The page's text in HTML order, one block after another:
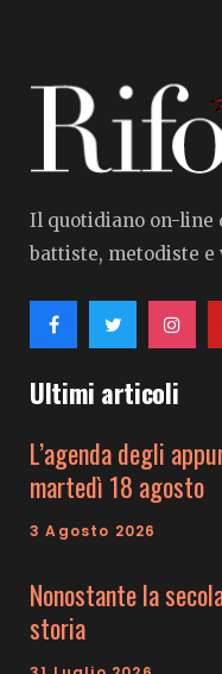
Il quotidiano on-line
battiste, metodiste
Ultimi articoli
L’agenda degli
martedì 18 agosto
3 Agosto 2026
Nonostante la
storia